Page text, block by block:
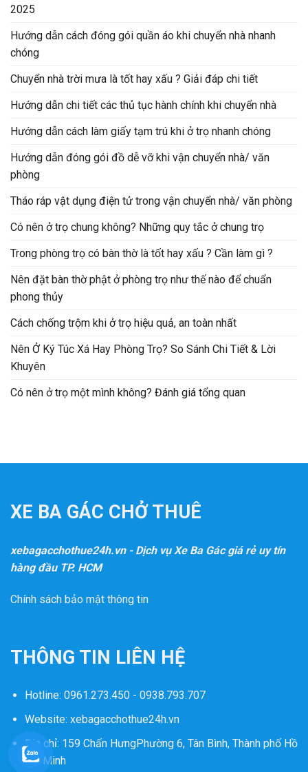
2025
Hướng dẫn cách đóng gói quần áo khi chuyển nhà nhanh
chóng
Chuyển nhà trời mưa là tốt hay xấu ? Giải đáp chi tiết
Hướng dẫn chi tiết các thủ tục hành chính khi chuyển nhà
Hướng dẫn cách làm giấy tạm trú khi ở trọ nhanh chóng
Hướng dẫn đóng gói đồ dễ vỡ khi vận chuyển nhà/ văn
phòng
Tháo ráp vật dụng điện tử trong vận chuyển nhà/ văn phòng
Có nên ở trọ chung không? Những quy tắc ở chung trọ
Trong phòng trọ có bàn thờ là tốt hay xấu ? Cần làm gì ?
Nên đặt bàn thờ phật ở phòng trọ như thế nào để chuẩn
phong thủy
Cách chống trộm khi ở trọ hiệu quả, an toàn nhất
Nên Ở Ký Túc Xá Hay Phòng Trọ? So Sánh Chi Tiết & Lời
Khuyên
Có nên ở trọ một mình không? Đánh giá tổng quan
XE BA GÁC CHỞ THUÊ
xebagacchothue24h.vn - Dịch vụ Xe Ba Gác giá rẻ uy tín
hàng đầu TP. HCM
Chính sách bảo mật thông tin
THÔNG TIN LIÊN HỆ
Hotline: 0961.273.450 - 0938.793.707
Website: xebagacchothue24h.vn
Địa chỉ: 159 Chấn HưngPhường 6, Tân Bình, Thành phố Hồ
Chí Minh